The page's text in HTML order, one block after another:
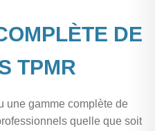
DE
TPMR
une gamme complète de
quelle que soit